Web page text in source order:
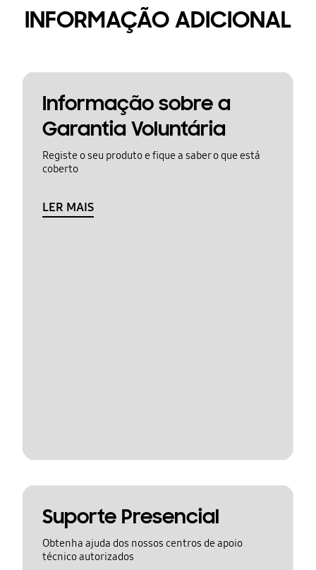
INFORMAÇÃO ADICIONAL
Informação sobre a
Garantia Voluntária
Registe o seu produto e fique a saber o que está
coberto
LER MAIS
Suporte Presencial
Obtenha ajuda dos nossos centros de apoio
técnico autorizados